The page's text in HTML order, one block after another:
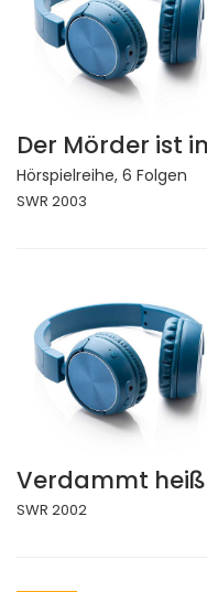
Der Mörder ist
Hörspielreihe, 6 Folgen
SWR 2003
Verdammt
SWR 2002